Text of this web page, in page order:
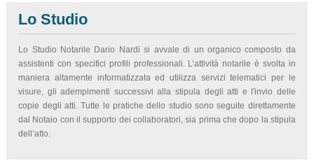
Lo Studio
Lo Studio Notarile Dario Nardi si avvale di un organico composto da
assistenti con specifici profili professionali. L’attività notarile è svolta in
maniera altamente informatizzata ed utilizza servizi telematici per le
visure, gli adempimenti successivi alla stipula degli atti e l'invio delle
copie degli atti. Tutte le pratiche dello studio sono seguite direttamente
dal Notaio con il supporto dei collaboratori, sia prima che dopo la stipula
dell’atto.